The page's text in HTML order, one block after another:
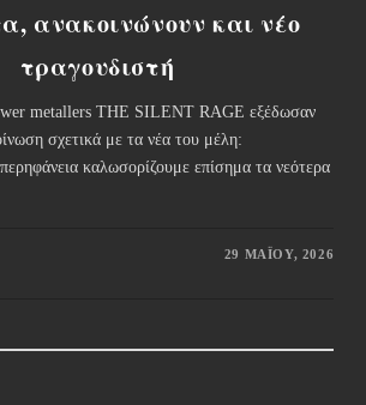
ανακοινώνουν και νέο
τραγουδιστή
metallers THE SILENT RAGE εξέδωσαν
σχετικά με τα νέα του μέλη:
καλωσορίζουμε επίσημα τα νεότερα
29 ΜΑΪ́ΟΥ, 2026